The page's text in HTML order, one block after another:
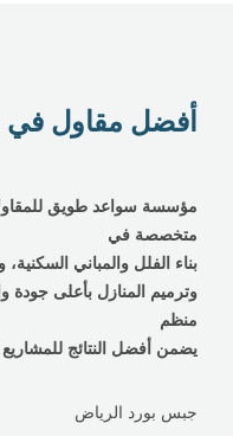
أفضل مقاول
مؤسسة سواعد طويق
متخصصة في
بناء الفلل والمباني
وترميم المنازل بأعلى جودة
منظم
يضمن أفضل النتائج للمشاريع
جبس بورد الرياض